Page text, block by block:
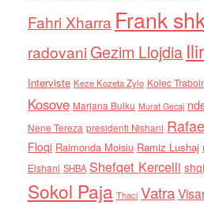
Fahri Xharra Frank
radovaniGezim Llojdia
Interviste Keze Kozeta Zylo Kolec
Kosove Marjana Bulku Murat Gecaj
Nene Tereza presidenti Nishani
Floqi Raimonda Moisiu Ramiz Lushaj
Elshani SHBA Shefqet Kercelli
Sokol Paja Thaci Vatra